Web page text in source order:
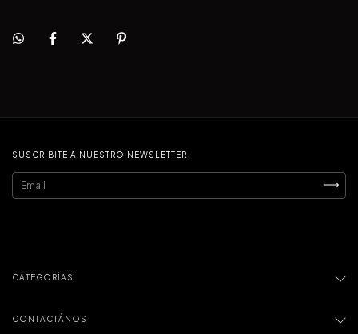
SUSCRIBITE A NUESTRO NEWSLETTER
CATEGORÍAS
CONTACTÁNOS